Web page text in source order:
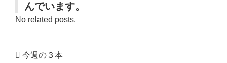
んでいます。
No related posts.
今週の３本